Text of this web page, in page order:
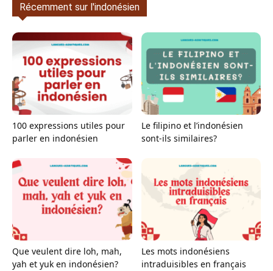
Récemment sur l'indonésien
100 expressions utiles pour
parler en indonésien
Le filipino et l’indonésien
sont-ils similaires?
Que veulent dire loh, mah,
yah et yuk en indonésien?
Les mots indonésiens
intraduisibles en français